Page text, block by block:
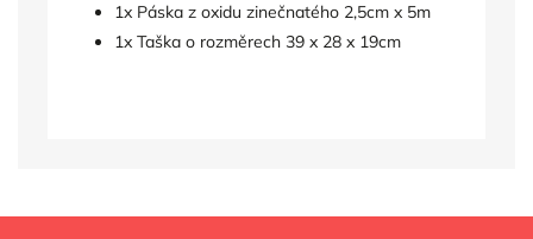
1x Páska z oxidu zinečnatého 2,5cm x 5m
1x Taška o rozměrech 39 x 28 x 19cm